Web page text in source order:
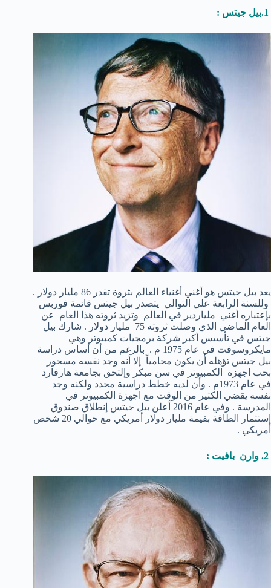
يعد بيل جيتس هو أغني أغنياء العالم بثروة تقدر 86 مليار دولار .
وللسنة الرابعة علي التوالي يتصدر بيل جيتس قائمة فوربس
بإعتباره أغني ملياردير في العالم وتزيد ثروته هذا العام عن
العام الماضي الذي وصلت ثروته 75 مليار دولار . شارك بيل
جيتس في تأسيس أكبر شركة برمجيات كمبيوتر وهي
مايكروسوفت في عام 1975 م . بالرغم من أن أساس دراسة
بيل جيتس تؤهله أن يكون محامياً إلا أنه وجد نفسه مسحور
بحب اجهزة الكمبيوتر في سن مبكر وإلتحق بجامعة هارفارد
في عام 1973م . وأن لديه خطط دراسية محدد ولكنه وجد
نفسه يقضي الكثير من الوقت مع اجهزة الكمبيوتر في
المدرسة . وفي عام 2016 أعلن بيل جيتس إنطلاق صندوق
إستثمار الطاقة بقيمة مليار دولار أمريكي مع حوالي 20 شخص
أمريكي .